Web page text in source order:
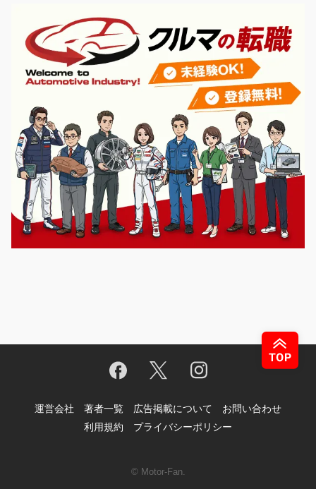
運営会社 著者一覧 広告掲載について
お問い合わせ
利用規約
プライバシーポリシー
© Motor-Fan.